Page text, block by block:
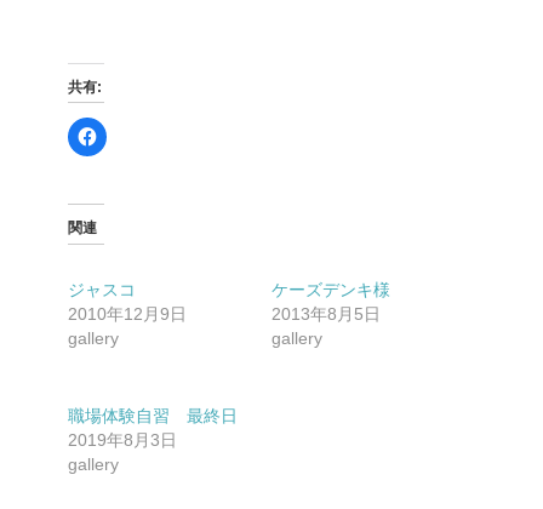
共有:
F
a
o
で
す
る
に
は
ク
し
て
く
だ
さ
関連
ジャスコ
2010年12月9日
gallery
ケーズデンキ様
2013年8月5日
gallery
職場体験自習 最終日
2019年8月3日
gallery